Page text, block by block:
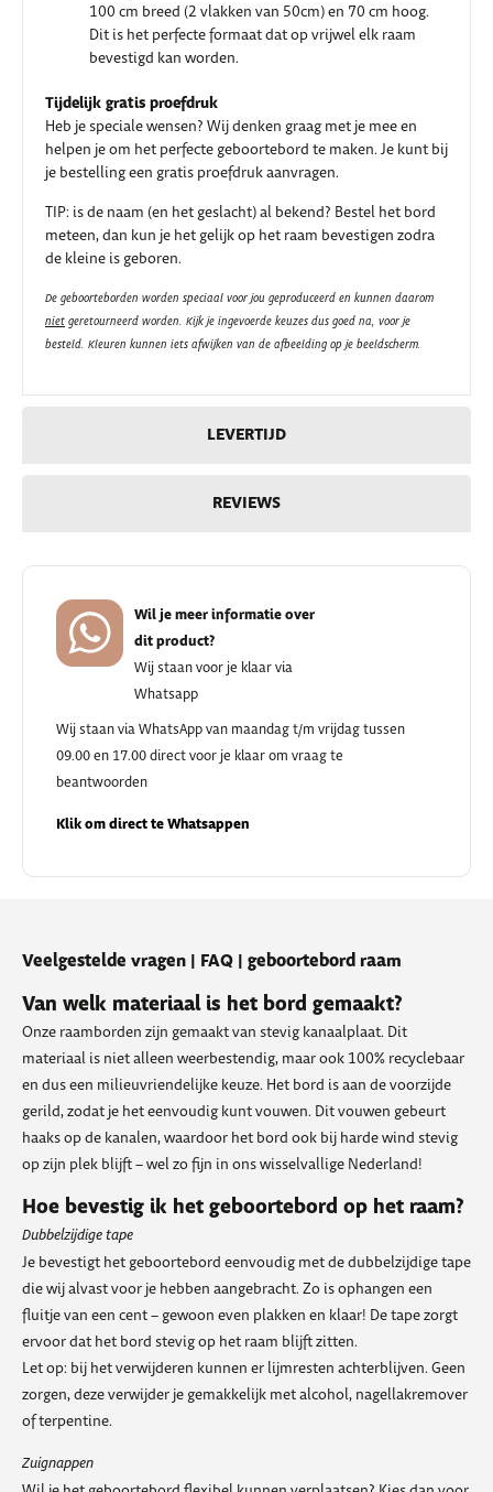
LEVERTIJD
REVIEWS
100 cm breed (2 vlakken van 50cm) en 70 cm hoog.
Dit is het perfecte formaat dat op vrijwel elk raam
bevestigd kan worden.
Tijdelijk gratis proefdruk
Heb je speciale wensen? Wij denken graag met je mee en
helpen je om het perfecte geboortebord te maken. Je kunt bij
je bestelling een gratis proefdruk aanvragen.
TIP: is de naam (en het geslacht) al bekend? Bestel het bord
meteen, dan kun je het gelijk op het raam bevestigen zodra
de kleine is geboren.
De geboorteborden worden speciaal voor jou geproduceerd en kunnen daarom
niet geretourneerd worden. Kijk je ingevoerde keuzes dus goed na, voor je
besteld. Kleuren kunnen iets afwijken van de afbeelding op je beeldscherm.
Wil je meer informatie over
dit product?
Wij staan voor je klaar via
Whatsapp
Wij staan via WhatsApp van maandag t/m vrijdag tussen
09.00 en 17.00 direct voor je klaar om vraag te
beantwoorden
Klik om direct te Whatsappen
Veelgestelde vragen | FAQ | geboortebord raam
Van welk materiaal is het bord gemaakt?
Onze raamborden zijn gemaakt van stevig kanaalplaat. Dit
materiaal is niet alleen weerbestendig, maar ook 100% recyclebaar
en dus een milieuvriendelijke keuze. Het bord is aan de voorzijde
gerild, zodat je het eenvoudig kunt vouwen. Dit vouwen gebeurt
haaks op de kanalen, waardoor het bord ook bij harde wind stevig
op zijn plek blijft – wel zo fijn in ons wisselvallige Nederland!
Hoe bevestig ik het geboortebord op het raam?
Dubbelzijdige tape
Je bevestigt het geboortebord eenvoudig met de dubbelzijdige tape
die wij alvast voor je hebben aangebracht. Zo is ophangen een
fluitje van een cent – gewoon even plakken en klaar! De tape zorgt
ervoor dat het bord stevig op het raam blijft zitten.
Let op: bij het verwijderen kunnen er lijmresten achterblijven. Geen
zorgen, deze verwijder je gemakkelijk met alcohol, nagellakremover
of terpentine.
Zuignappen